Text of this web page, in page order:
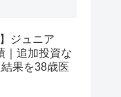
ジュニア
｜追加投資な
果を38歳医